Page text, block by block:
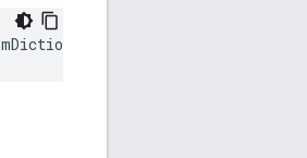
mDictionaryItemModifyBegin